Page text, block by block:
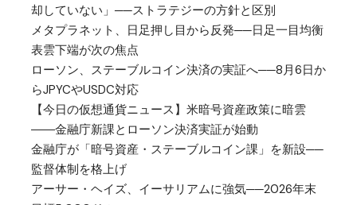
却していない」──ストラテジーの方針と区別
メタプラネット、日足押し目から反発──日足一目均衡
表雲下端が次の焦点
ローソン、ステーブルコイン決済の実証へ──8月6日か
らJPYCやUSDC対応
【今日の仮想通貨ニュース】米暗号資産政策に暗雲
――金融庁新課とローソン決済実証が始動
金融庁が「暗号資産・ステーブルコイン課」を新設──
監督体制を格上げ
アーサー・ヘイズ、イーサリアムに強気──2026年末